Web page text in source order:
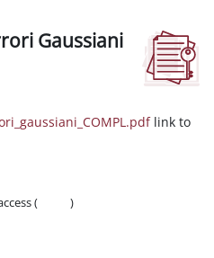
Gaussiani
link to
(
)